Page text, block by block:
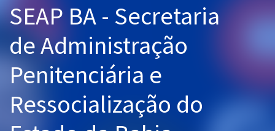
Cursos 20% OFF
Pós
Graduação
OAB
SEAP BA - Secretaria
de Administração
Penitenciária e
Ressocialização do